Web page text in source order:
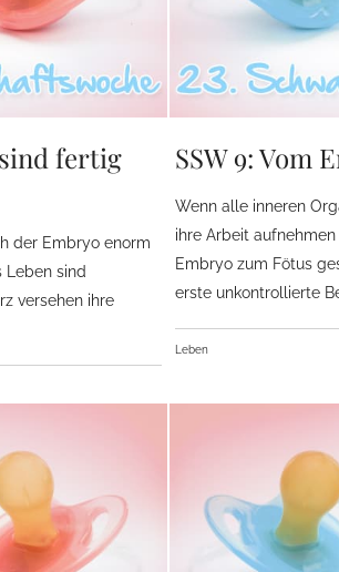
fertig
der Embryo enorm
Leben sind
versehen ihre
SSW 9: Vom
Wenn alle inneren
ihre Arbeit
Embryo zum Fötus
erste unkontrollierte
Leben